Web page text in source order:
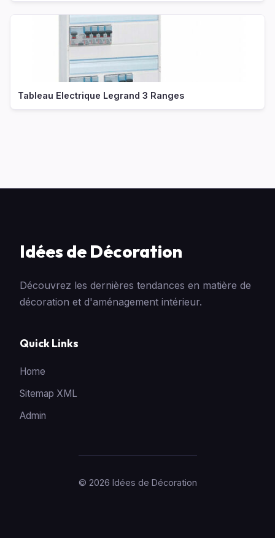
Tableau Electrique Legrand 3 Ranges
Idées de Décoration
Découvrez les dernières tendances en matière de
décoration et d'aménagement intérieur.
Quick Links
Home
Sitemap XML
Admin
© 2026 Idées de Décoration